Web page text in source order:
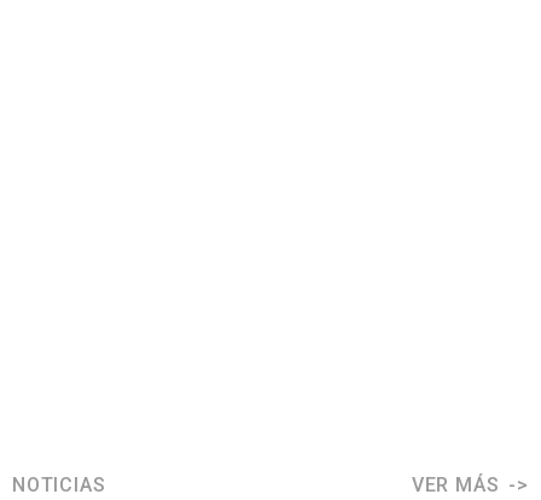
NOTICIAS VER MÁS